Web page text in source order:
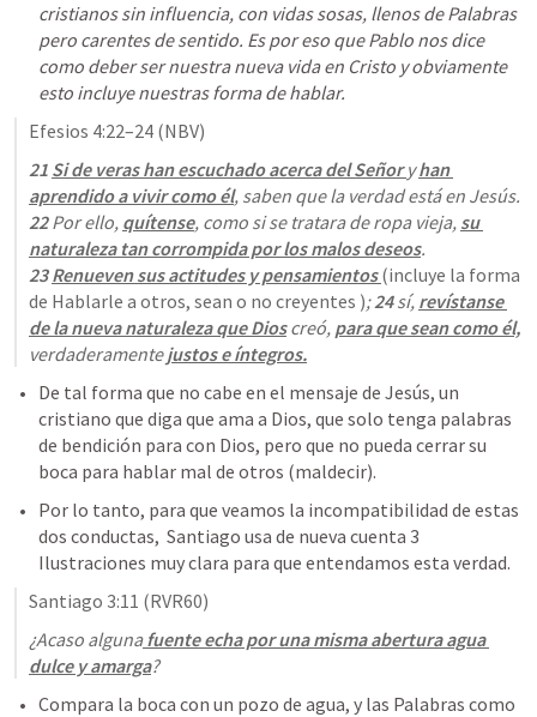
cristianos sin influencia, con vidas sosas, llenos de Palabras
pero carentes de sentido. Es por eso que Pablo nos dice
como deber ser nuestra nueva vida en Cristo y obviamente
esto incluye nuestras forma de hablar.
Efesios 4:22–24 (NBV)
21 Si de veras han escuchado acerca del Señor y han
aprendido a vivir como él
22 Por ello, quítense, como si se tratara de ropa vieja, su
naturaleza tan corrompida por los malos deseos
23 Renueven sus actitudes y pensamientos (incluye la forma
de Hablarle a otros, sean o no creyentes ); 24 sí, revístanse
de la nueva naturaleza que Dios creó, para que sean como él,
verdaderamente justos e íntegros.
De tal forma que no cabe en el mensaje de Jesús, un
cristiano que diga que ama a Dios, que solo tenga palabras
de bendición para con Dios, pero que no pueda cerrar su
boca para hablar mal de otros (maldecir).
Por lo tanto, para que veamos la incompatibilidad de estas
dos conductas,  Santiago usa de nueva cuenta 3
Ilustraciones muy clara para que entendamos esta verdad.
Santiago 3:11 (RVR60)
¿Acaso alguna fuente echa por una misma abertura agua
dulce y amarga?
Compara la boca con un pozo de agua, y las Palabras como